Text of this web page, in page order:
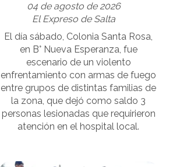
El Expreso de Salta
04 de agosto de 2026
El día sábado, Colonia Santa Rosa,
en B° Nueva Esperanza, fue
escenario de un violento
enfrentamiento con armas de fuego
entre grupos de distintas familias de
la zona, que dejó como saldo 3
personas lesionadas que requirieron
atención en el hospital local.